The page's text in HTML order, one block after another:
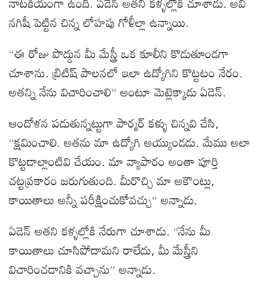
నగిషీ పెట్టిన చిన్న లోహపు గోళీల్లా ఉన్నాయి.
“ఈ రోజు పొద్దున మీ మేస్త్రీ ఒక కూలీని కొడుతూండగా
చూశాను. బ్రిటిష్ పాలనలో ఇలా ఉద్యోగిని కొట్టటం నేరం.
అతన్ని నేను విచారించాలి” అంటూ మెట్లెక్కాడు ఏడెన్.
ఆందోళన పడుతున్నట్టుగా పార్మర్ కళ్ళు చిన్నవి చేసి,
“క్షమించాలి. అతను మా ఉద్యోగి అయ్యుండడు. మేము అలా
కొట్టడాల్లాంటివి చేయం. మా వ్యాపారం అంతా పూర్తి
చట్టప్రకారం జరుగుతుంది. మీరొచ్చి మా అకౌంట్లు,
కాయితాలు అన్నీ పరీక్షించుకోవచ్చు” అన్నాడు.
ఏడెన్ అతని కళ్ళల్లోకి నేరుగా చూశాడు. “నేను మీ
కాయితాలు చూసిపోదామని రాలేదు, మీ మేస్త్రీని
విచారించడానికి వచ్చాను” అన్నాడు.